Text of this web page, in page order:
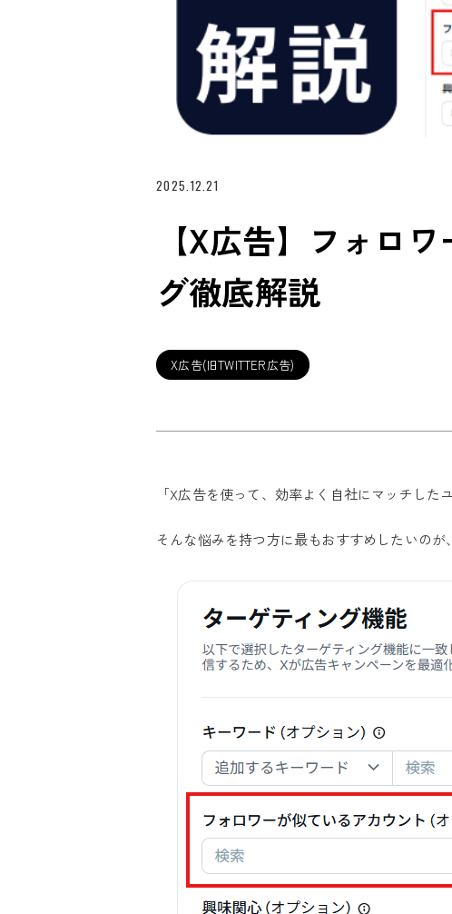
2025.12.21
【X広告】フォロ
グ徹底解説
X広告(旧TWITTER広告)
「X広告を使って、効率よく自社にマッチした
そんな悩みを持つ方に最もおすすめしたいの